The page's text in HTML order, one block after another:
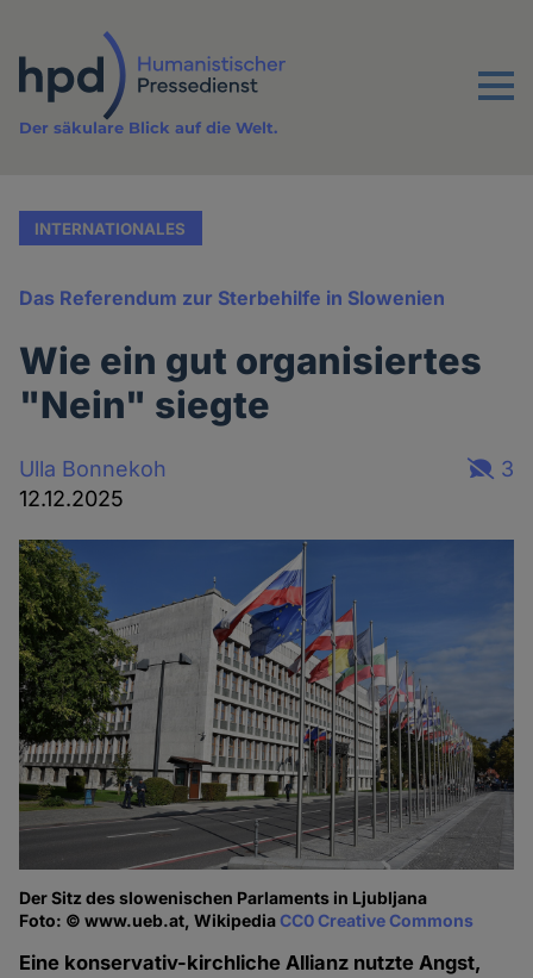
Inhalt
Menu
Der säkulare Blick auf die Welt.
INTERNATIONALES
Das Referendum zur Sterbehilfe in Slowenien
Wie ein gut organisiertes
"Nein" siegte
Ulla Bonnekoh
12.12.2025
3
Der Sitz des slowenischen Parlaments in Ljubljana
Foto: © www.ueb.at, WikipediaCC0 Creative Commons
Eine konservativ-kirchliche Allianz nutzte Angst,